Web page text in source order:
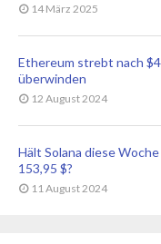
14 März 2025
Ethereum strebt nach
überwinden
12 August 2024
Hält Solana diese
153,95 $?
11 August 2024